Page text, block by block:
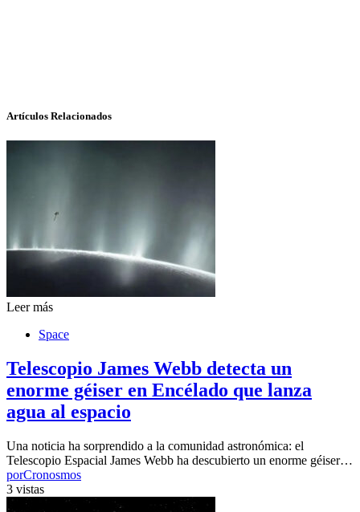
Artículos Relacionados
Leer más
Space
Telescopio James Webb detecta un
enorme géiser en Encélado que lanza
agua al espacio
Una noticia ha sorprendido a la comunidad astronómica: el
Telescopio Espacial James Webb ha descubierto un enorme géiser…
porCronosmos
3 vistas